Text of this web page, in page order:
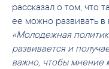
рассказал о том, что
ее можно развивать в
«Молодежная
развивается и
важно, чтобы мнение